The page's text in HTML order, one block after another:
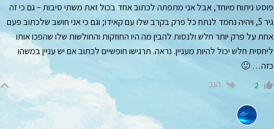
פוסט ניתוח מיוחד, אבל אני מתפתה לכתוב אחד בכול זאת משתי סיבות – גם כי זה
גיר 5, ויהיה נחמד לנתח כל פרק בקרב שלו עם קאידו; וגם כי אני חושב שלכתוב פעם
אחת על פרק יותר חלש ולנסות להבין מה היו החוזקות והחולשות שלו שהפכו אותו
ליחסית חלש יכול להיות מעניין. נראה. תרגישו חופשיים לכתוב אם יש עניין במשהו
כזה… 🙂
2 הגב